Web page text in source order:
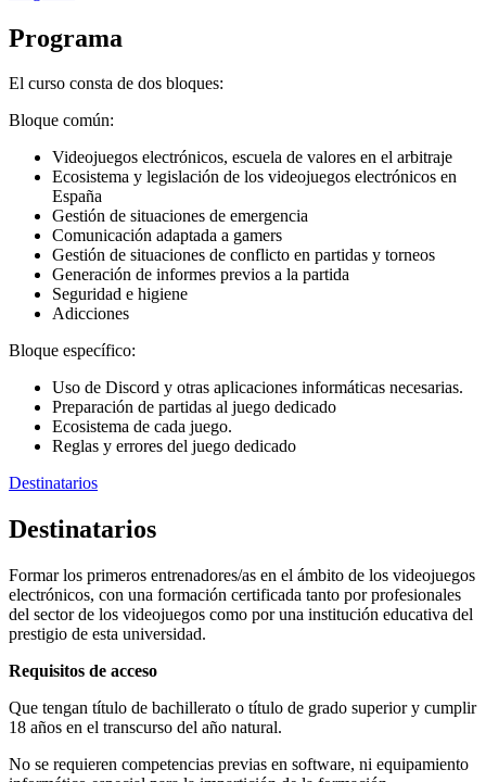
Programa
El curso consta de dos bloques:
Bloque común:
Videojuegos electrónicos, escuela de valores en el arbitraje
Ecosistema y legislación de los videojuegos electrónicos en
España
Gestión de situaciones de emergencia
Comunicación adaptada a gamers
Gestión de situaciones de conflicto en partidas y torneos
Generación de informes previos a la partida
Seguridad e higiene
Adicciones
Bloque específico:
Uso de Discord y otras aplicaciones informáticas necesarias.
Preparación de partidas al juego dedicado
Ecosistema de cada juego.
Reglas y errores del juego dedicado
Destinatarios
Destinatarios
Formar los primeros entrenadores/as en el ámbito de los videojuegos
electrónicos, con una formación certificada tanto por profesionales
del sector de los videojuegos como por una institución educativa del
prestigio de esta universidad.
Requisitos de acceso
Que tengan título de bachillerato o título de grado superior y cumplir
18 años en el transcurso del año natural.
No se requieren competencias previas en software, ni equipamiento